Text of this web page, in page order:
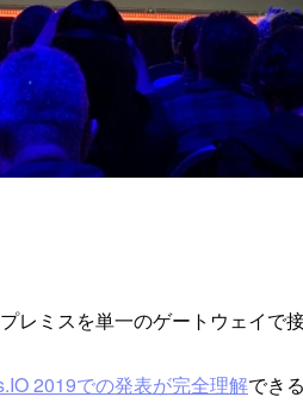
ミスを単一のゲートウェイで
2019での発表が完全理解でき